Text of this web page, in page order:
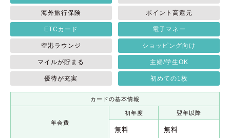
海外旅行保険 ポイント高還元
ETCカード 電子マネー
空港ラウンジ ショッピング向け
マイルが貯まる 主婦/学生OK
優待が充実 初めての1枚
カードの基本情報
年会費
初年度 翌年以降
無料 無料